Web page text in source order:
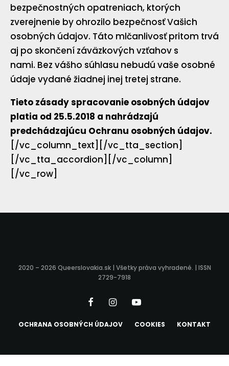
bezpečnostných opatreniach, ktorých
zverejnenie by ohrozilo bezpečnosť Vašich
osobných údajov. Táto mlčanlivosť pritom trvá
aj po skončení záväzkových vzťahov s
nami. Bez vášho súhlasu nebudú vaše osobné
údaje vydané žiadnej inej tretej strane.
Tieto zásady spracovanie osobných údajov
platia od 25.5.2018 a nahrádzajú
predchádzajúcu Ochranu osobných údajov.
[/vc_column_text][/vc_tta_section]
[/vc_tta_accordion][/vc_column]
[/vc_row]
2020 – 2026 Queerslovakia.sk | Všetky práva vyhradené. | ISSN
2729-7918
OCHRANA OSOBNÝCH ÚDAJOV COOKIES KONTAKT